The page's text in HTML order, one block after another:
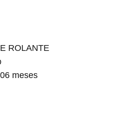
ROLANTE
meses